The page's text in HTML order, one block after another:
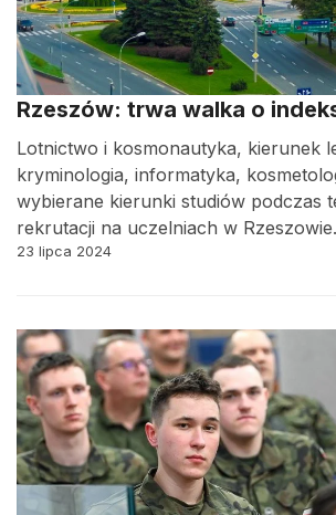
Rzeszów: trwa walka o
Lotnictwo i kosmonautyka, kierunek
kryminologia, informatyka,
wybierane kierunki studiów podczas
rekrutacji na uczelniach w
23 lipca 2024